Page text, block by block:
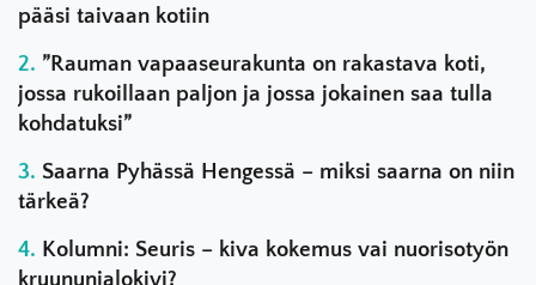
pääsi taivaan kotiin
”Rauman vapaaseurakunta on rakastava koti,
jossa rukoillaan paljon ja jossa jokainen saa tulla
kohdatuksi”
Saarna Pyhässä Hengessä – miksi saarna on niin
tärkeä?
Kolumni: Seuris – kiva kokemus vai nuorisotyön
kruununjalokivi?